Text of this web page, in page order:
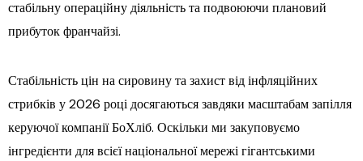
стабільну операційну діяльність та подвоюючи плановий
прибуток франчайзі.
Стабільність цін на сировину та захист від інфляційних
стрибків у 2026 році досягаються завдяки масштабам запілля
керуючої компанії БоХліб. Оскільки ми закуповуємо
інгредієнти для всієї національної мережі гігантськими